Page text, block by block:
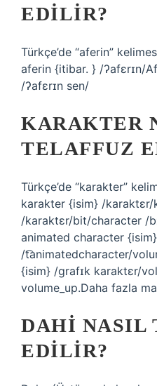
EDILIR?
Türkçe’de “aferin”
aferin {itibar. } /ʔafɛrɪn/
/ʔafɛrɪn sen/
KARAKTER
TELAFFUZ
Türkçe’de “karakter”
karakter {isim} /
/karaktɛr/bit/character /
animated character {isim}
/t͡animatedcharacter/
{isim} /ɡrafɪk karaktɛr/
volume_up.Daha fazla
DAHI NASIL
EDILIR?